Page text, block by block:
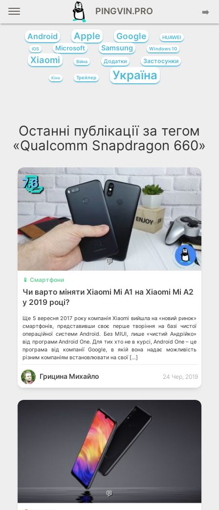
PINGVIN.PRO ➡️
Android Apple Google HUAWEI
iOS Microsoft Samsung Windows 10
Xiaomi Війна Додатки Застосунки
Кіно Трейлер Україна
Останні публікації за тегом
«Qualcomm Snapdragon 660»
📃
7.6
💬
📱 Смартфони
Чи варто міняти Xiaomi Mi A1 на Xiaomi Mi A2
у 2019 році?
Ще 5 вересня 2017 року компанія Xiaomi вийшла на «новий ринок»
смартфонів, представивши своє перше творіння на базі чистої
операційної системи Android. Без MIUI, лише «чистий Андрійко»
від програми Android One. Для тих хто не в курсі, Android One – це
програма від компанії Google, в якій вона надає можливість
різним компаніям встановлювати на свої […]
Грицина Михайло 24 Чер, 2019
💬